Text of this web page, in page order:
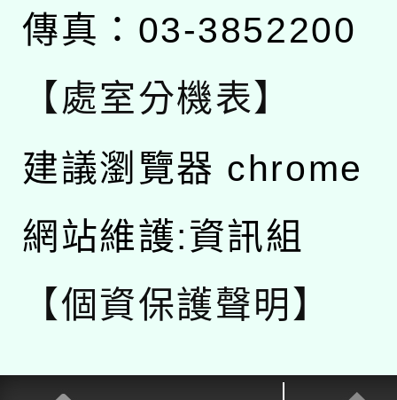
傳真：03-3852200
【處室分機表】
建議瀏覽器 chrome
網站維護:資訊組
【個資保護聲明】